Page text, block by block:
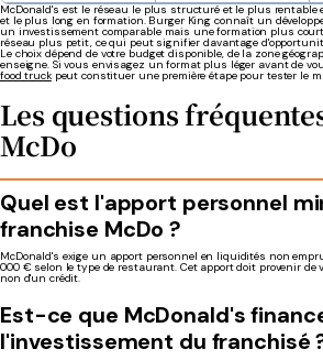
McDonald's est le réseau le plus structuré et le plus
et le plus long en formation. Burger King connaît un
un investissement comparable mais une formation plus
réseau plus petit, ce qui peut signifier davantage
Le choix dépend de votre budget disponible, de la zone
enseigne. Si vous envisagez un format plus léger avant de
food truckpeut constituer une première étape pour tester le
Les questions
McDo
Quel est l'apport personnel
franchise McDo ?
McDonald's exige un apport personnel en liquidités non
000 € selon le type de restaurant. Cet apport doit provenir
non d'un crédit.
Est-ce que McDonald's
l'investissement du franchisé